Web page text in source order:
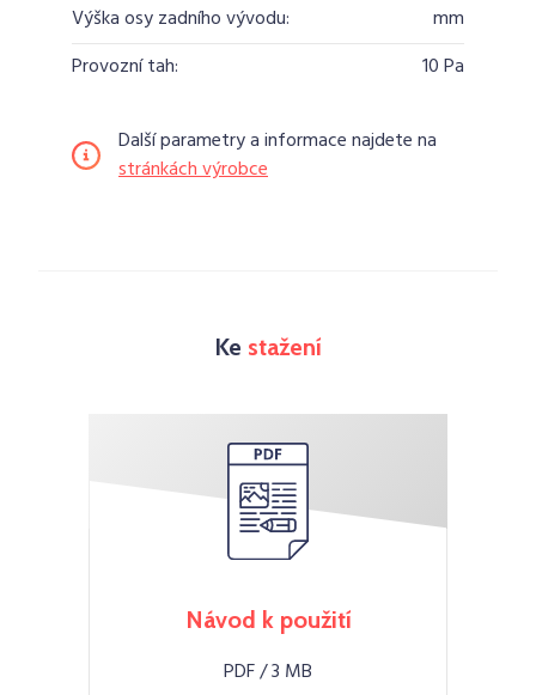
Výška osy zadního vývodu:
mm
Provozní tah:
10 Pa
Další parametry a informace najdete na
stránkách výrobce
Ke stažení
Návod k použití
PDF / 3 MB